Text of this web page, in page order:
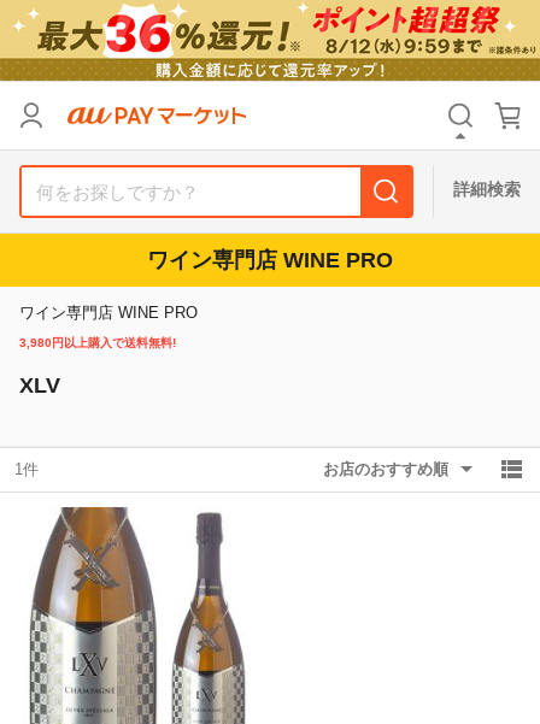
詳細検索
ワイン専門店 WINE PRO
ワイン専門店 WINE PRO
3,980円以上購入で送料無料!
XLV
1件 お店のおすすめ順
支払い方法
送料無料
Pontaパス特典対象すべて
キーワード
除外ワード
リセット
支払い方法
送料無料
Pontaパス特典対象すべて
キーワード
除外ワード